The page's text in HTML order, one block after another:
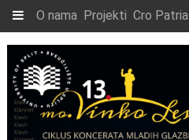
O nama Projekti Cro Patria